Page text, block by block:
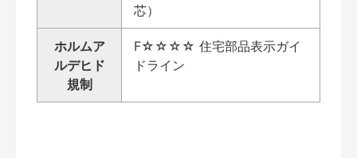
芯）
ホルムア
ルデヒド
規制
F☆☆☆☆ 住宅部品表示ガイ
ドライン